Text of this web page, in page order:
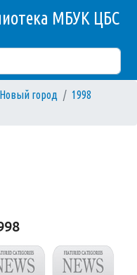
МБУК ЦБС
Новый город
1998